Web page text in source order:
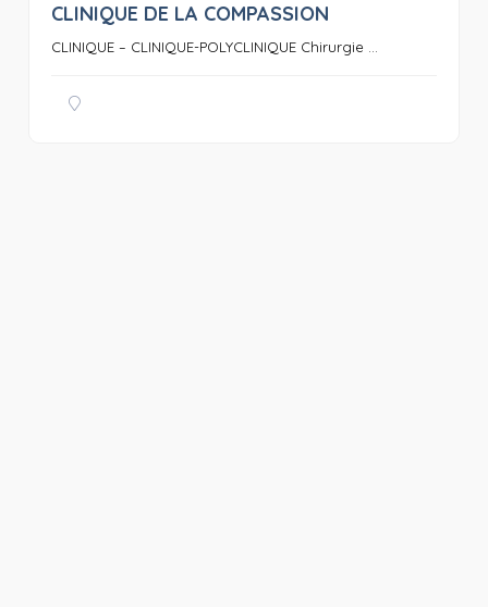
CLINIQUE DE LA COMPASSION
CLINIQUE – CLINIQUE-POLYCLINIQUE Chirurgie ...